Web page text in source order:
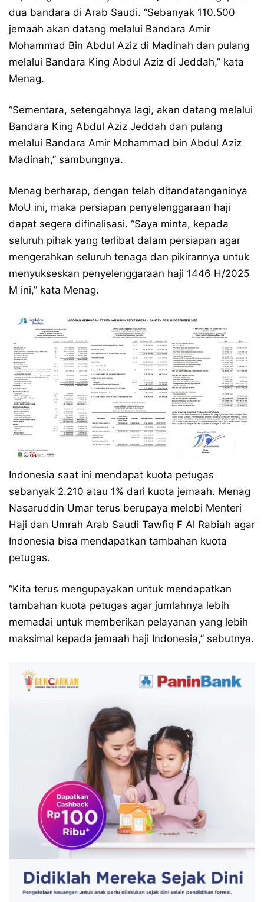
dua bandara di Arab Saudi. “Sebanyak 110.500
jemaah akan datang melalui Bandara Amir
Mohammad Bin Abdul Aziz di Madinah dan pulang
melalui Bandara King Abdul Aziz di Jeddah,” kata
Menag.
“Sementara, setengahnya lagi, akan datang melalui
Bandara King Abdul Aziz Jeddah dan pulang
melalui Bandara Amir Mohammad bin Abdul Aziz
Madinah,” sambungnya.
Menag berharap, dengan telah ditandatanganinya
MoU ini, maka persiapan penyelenggaraan haji
dapat segera difinalisasi. “Saya minta, kepada
seluruh pihak yang terlibat dalam persiapan agar
mengerahkan seluruh tenaga dan pikirannya untuk
menyukseskan penyelenggaraan haji 1446 H/2025
M ini,” kata Menag.
Indonesia saat ini mendapat kuota petugas
sebanyak 2.210 atau 1% dari kuota jemaah. Menag
Nasaruddin Umar terus berupaya melobi Menteri
Haji dan Umrah Arab Saudi Tawfiq F Al Rabiah agar
Indonesia bisa mendapatkan tambahan kuota
petugas.
“Kita terus mengupayakan untuk mendapatkan
tambahan kuota petugas agar jumlahnya lebih
memadai untuk memberikan pelayanan yang lebih
maksimal kepada jemaah haji Indonesia,” sebutnya.